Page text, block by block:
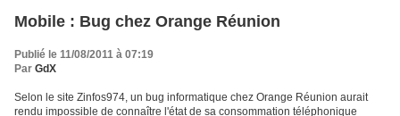
Mobile : Bug chez Orange Réunion
Publié le 11/08/2011 à 07:19
Par GdX
Selon le site Zinfos974, un bug informatique chez Orange Réunion aurait
rendu impossible de connaître l'état de sa consommation téléphonique